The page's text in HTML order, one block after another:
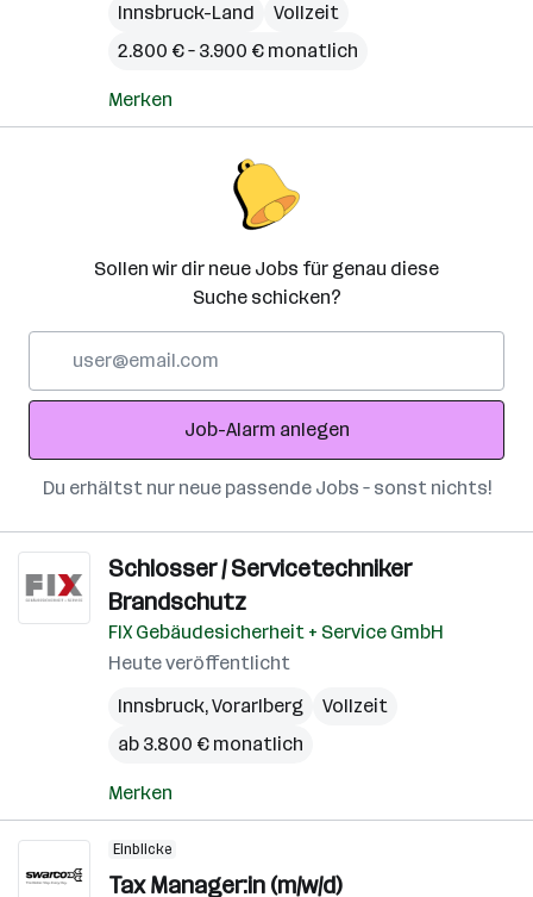
Innsbruck-Land
Vollzeit
2.800 € – 3.900 € monatlich
Merken
Sollen wir dir neue Jobs für genau diese
Suche schicken?
Adresse
Job-Alarm anlegen
Du erhältst nur neue passende Jobs – sonst nichts!
Schlosser / Servicetechniker
Brandschutz
FIX Gebäudesicherheit + Service GmbH
Heute veröffentlicht
Innsbruck,Vorarlberg
Vollzeit
ab 3.800 € monatlich
Merken
Einblicke
Tax Manager:in (m/w/d)